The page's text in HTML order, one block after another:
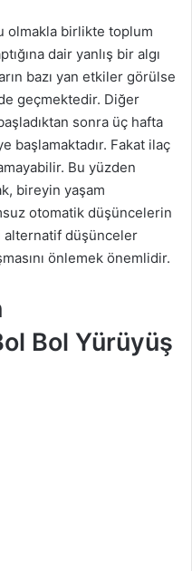
olmakla birlikte toplum
dair yanlış bir algı
bazı yan etkiler görülse
geçmektedir. Diğer
sonra üç hafta
başlamaktadır. Fakat ilaç
Bu yüzden
bireyin yaşam
otomatik düşüncelerin
alternatif düşünceler
önlemek önemlidir.
Bol Yürüyüş